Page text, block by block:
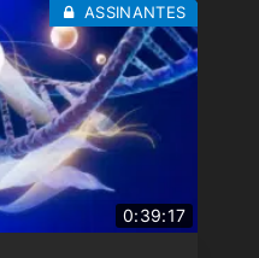
0:39:17
ASSINANTES